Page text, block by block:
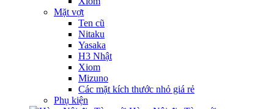
Mặt vợt
Ten cũ
Nitaku
Yasaka
H3 Nhật
Xiom
Mizuno
Các mặt kích thước nhỏ giá rẻ
Phụ kiện